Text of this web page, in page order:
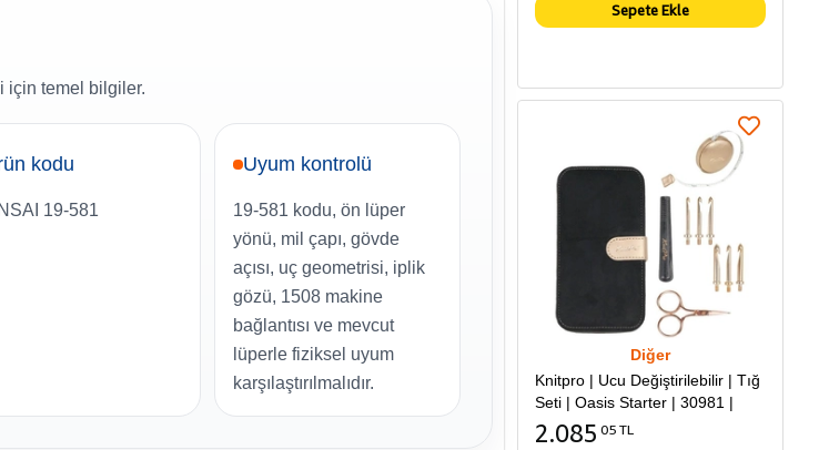
için temel bilgiler.
kodu
19-581
Uyum kontrolü
19-581 kodu, ön lüper
yönü, mil çapı, gövde
açısı, uç geometrisi, iplik
gözü, 1508 makine
bağlantısı ve mevcut
lüperle fiziksel uyum
karşılaştırılmalıdır.
Sepete Ekle
Diğer
Knitpro | Ucu Değiştirilebilir | Tığ
Seti | Oasis Starter | 30981 |
2.085 05 TL